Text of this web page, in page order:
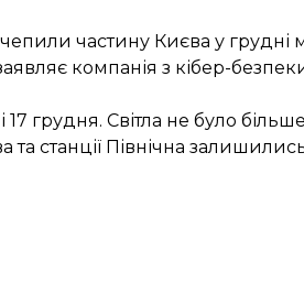
частину Києва у грудні
компанія з кібер-
грудня. Світла не було
станції Північна